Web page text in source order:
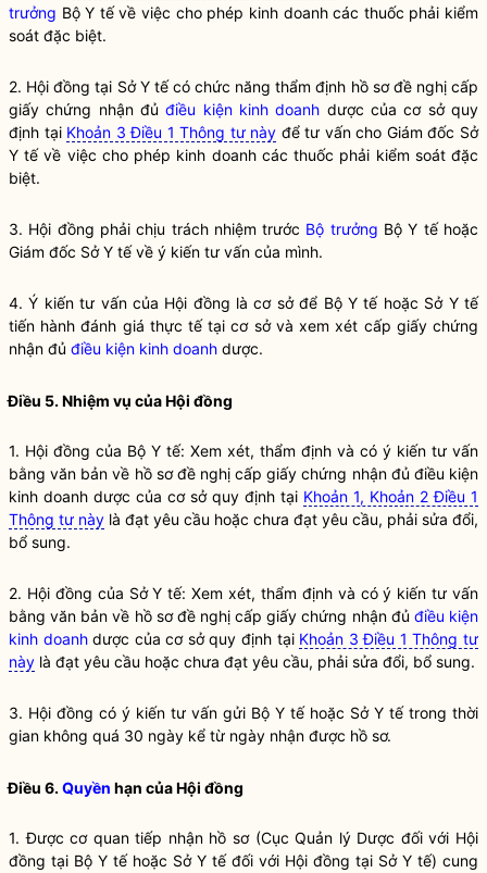
trưởng Bộ Y tế về việc cho phép kinh doanh các thuốc phải kiểm
soát đặc biệt.
2. Hội đồng tại Sở Y tế có chức năng thẩm định hồ sơ đề nghị cấp
giấy chứng nhận đủđiều kiện kinh doanh dược của cơ sở quy
định tại Khoản 3 Điều 1 Thông tư này để tư vấn cho Giám đốc Sở
Y tế về việc cho phép kinh doanh các thuốc phải kiểm soát đặc
biệt.
3. Hội đồng phải chịu trách nhiệm trước Bộ trưởng Bộ Y tế hoặc
Giám đốc Sở Y tế về ý kiến tư vấn của mình.
4. Ý kiến tư vấn của Hội đồng là cơ sở để Bộ Y tế hoặc Sở Y tế
tiến hành đánh giá thực tế tại cơ sở và xem xét cấp giấy chứng
nhận đủ điều kiện kinh doanh dược.
Điều 5. Nhiệm vụ của Hội đồng
1. Hội đồng của Bộ Y tế: Xem xét, thẩm định và có ý kiến tư vấn
bằng văn bản về hồ sơ đề nghị cấp giấy chứng nhận đủ điều kiện
kinh doanh dược của cơ sở quy định tại Khoản 1, Khoản 2 Điều 1
Thông tư này là đạt yêu cầu hoặc chưa đạt yêu cầu, phải sửa đổi,
bổ sung.
2. Hội đồng của Sở Y tế: Xem xét, thẩm định và có ý kiến tư vấn
bằng văn bản về hồ sơ đề nghị cấp giấy chứng nhận đủ điều kiện
kinh doanhdược của cơ sở quy định tại Khoản 3 Điều 1 Thông tư
này là đạt yêu cầu hoặc chưa đạt yêu cầu, phải sửa đổi, bổ sung.
3. Hội đồng có ý kiến tư vấn gửi Bộ Y tế hoặc Sở Y tế trong thời
gian không quá 30 ngày kể từ ngày nhận được hồ sơ.
Điều 6.Quyền hạn của Hội đồng
1. Được cơ quan tiếp nhận hồ sơ (Cục Quản lý Dược đối với Hội
đồng tại Bộ Y tế hoặc Sở Y tế đối với Hội đồng tại Sở Y tế) cung